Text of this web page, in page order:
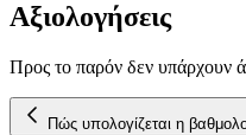
Αξιολογήσεις
Προς το παρόν δεν υπάρχουν
Πώς υπολογίζεται η